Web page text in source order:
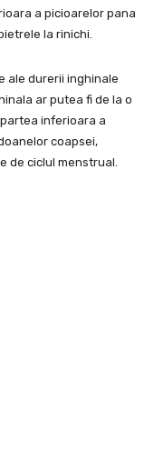
a picioarelor pana
la rinichi.
ale durerii inghinale
ar putea fi de la o
inferioara a
coapsei,
de ciclul menstrual.